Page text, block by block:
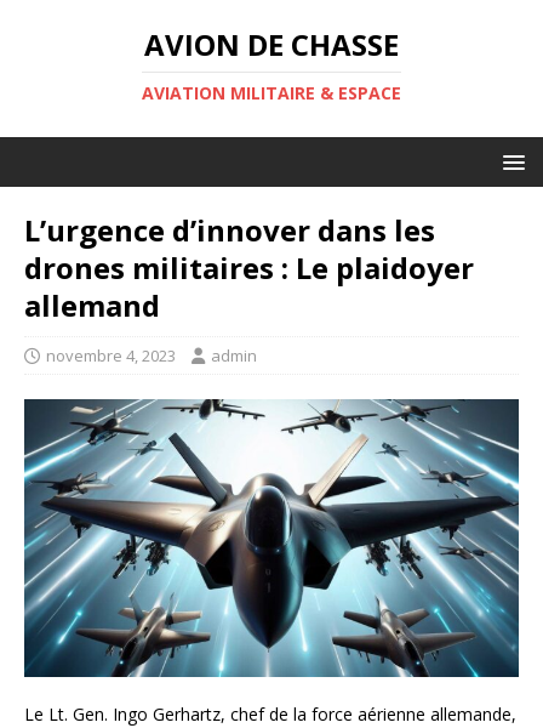
AVION DE CHASSE
AVIATION MILITAIRE & ESPACE
L’urgence d’innover dans les
drones militaires : Le plaidoyer
allemand
novembre 4, 2023 admin
Le Lt. Gen. Ingo Gerhartz, chef de la force aérienne allemande,